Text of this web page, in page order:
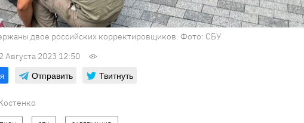
двое российских корректировщиков. Фото: СБУ
Августа 2023 12:50
Отправить Твитнуть